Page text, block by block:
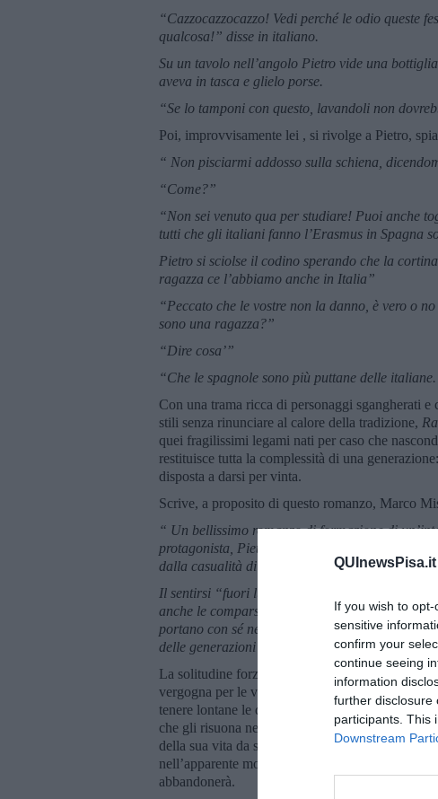
QUInewsPisa.it
If you wish to
sensitive
confirm your
continue seeing
information
further disclosure
participants. This
Downstream
“Cazzocazzocazzo! Vedi perché le odio queste
qualcosa!” disse in italiano.
Su un tavolo nell’angolo Pietro vide una
aveva in tasca e glielo porse.
“Se lo tamponi con questo, lavandoli non
Poi, improvvisamente lei , si rivolge a Pietro,
“ Non pisciarmi addosso sulla schiena,
“Come?”
“Non sei venuto qua per studiare! Puoi anche
tutti che gli italiani fanno l’Erasmus in Spagna
Pietro si sciolse il codino sperando che la
ragazza ce l’abbiamo anche in Italia”
“Peccato che le vostre non la danno, è vero o
sono una ragazza?”
“Dire cosa’”
“Che le spagnole sono più puttane delle
Con una trama ricca di personaggi sgangherati
stili senza rinunciare al calore della tradizione,
quei fragilissimi legami nati per caso che
restituisce tutta la complessità di una
disposta a darsi per vinta.
Scrive, a proposito di questo romanzo, Marco
“ Un bellissimo romanzo di formazione di
protagonista, Pietro Benati, con tutte le sue
dalla casualità di incontri, che come lui si
Il sentirsi “fuori luogo sempre” ed un indefinito
anche le comparse e i personaggi minori, che
portano con sé nel loro malessere esistenziale,
delle generazioni del passato, ma che prende
La solitudine forzatamente ricercata, nata dal
vergogna per le vicissitudini familiari diventa, in
tenere lontane le delusioni e i fallimenti
che gli risuona nella mente con la voce
della sua vita da studente universitario che lo
nell’apparente movimento dei viaggi, nelle
abbandonerà.